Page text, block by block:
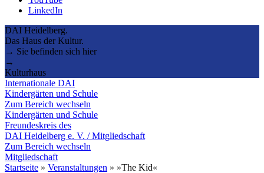
LinkedIn
DAI Heidelberg.
Das Haus der Kultur.
→ Sie befinden sich hier
→
Kulturhaus
Internationale DAI
Kindergärten und Schule
Zum Bereich wechseln
Kindergärten und Schule
Freundeskreis des
DAI Heidelberg e. V. / Mitgliedschaft
Zum Bereich wechseln
Mitgliedschaft
Startseite » Veranstaltungen » »The Kid«